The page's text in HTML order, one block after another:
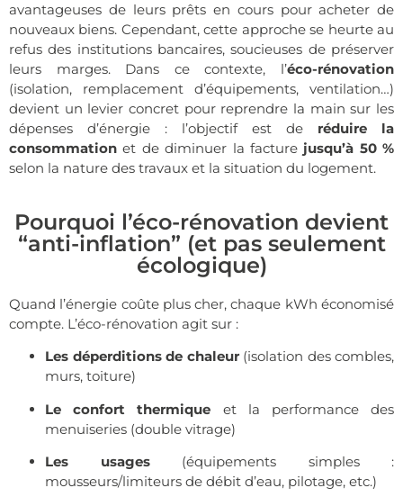
avantageuses de leurs prêts en cours pour acheter de
nouveaux biens. Cependant, cette approche se heurte au
refus des institutions bancaires, soucieuses de préserver
leurs marges.Dans ce contexte, l’éco-rénovation
(isolation, remplacement d’équipements, ventilation…)
devient un levier concret pour reprendre la main sur les
dépenses d’énergie : l’objectif est de réduire la
consommation et de diminuer la facture jusqu’à 50 %
selon la nature des travaux et la situation du logement.
Pourquoi l’éco-rénovation devient
“anti-inflation” (et pas seulement
écologique)
Quand l’énergie coûte plus cher, chaque kWh économisé
compte. L’éco-rénovation agit sur :
Les déperditions de chaleur(isolation des combles,
murs, toiture)
Le confort thermique et la performance des
menuiseries (double vitrage)
Les usages(équipements simples :
mousseurs/limiteurs de débit d’eau, pilotage, etc.)